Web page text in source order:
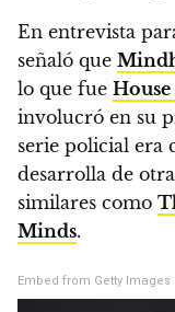
En entrevista
señaló que
lo que fue
involucró en su
serie policial era
desarrolla de
similares como
Minds.
Embed from Getty Images